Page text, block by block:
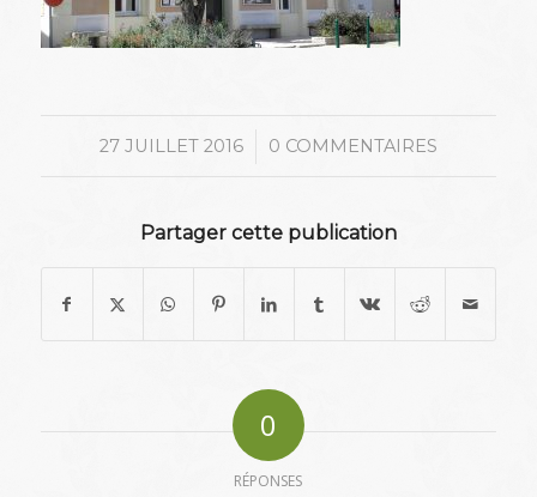
27 JUILLET 2016
/ 0 COMMENTAIRES
Partager cette publication
0
RÉPONSES